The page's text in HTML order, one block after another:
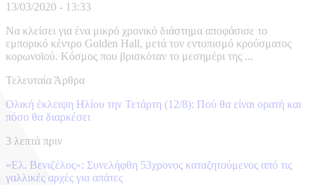
13/03/2020 - 13:33
Να κλείσει για ένα μικρό χρονικό διάστημα αποφάσισε το
εμπορικό κέντρο Golden Hall, μετά τον εντοπισμό κρούσματος
κορωνοϊού. Κόσμος που βρισκόταν το μεσημέρι της ...
Τελευταία Άρθρα
Ολική έκλειψη Ηλίου την Τετάρτη (12/8): Πού θα είναι ορατή και
πόσο θα διαρκέσει
3 λεπτά πριν
«Ελ. Βενιζέλος»: Συνελήφθη 53χρονος καταζητούμενος από τις
γαλλικές αρχές για απάτες